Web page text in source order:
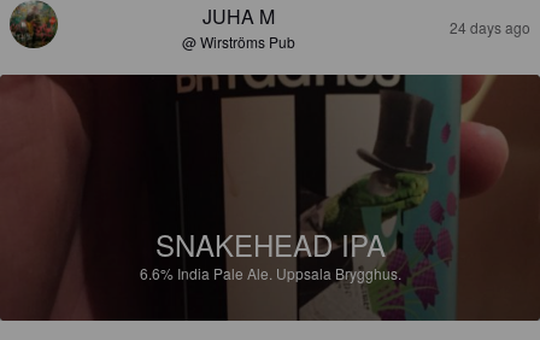
JUHA M
@ Wirströms Pub
24 days ago
SNAKEHEAD IPA
6.6% India Pale Ale. Uppsala Brygghus.